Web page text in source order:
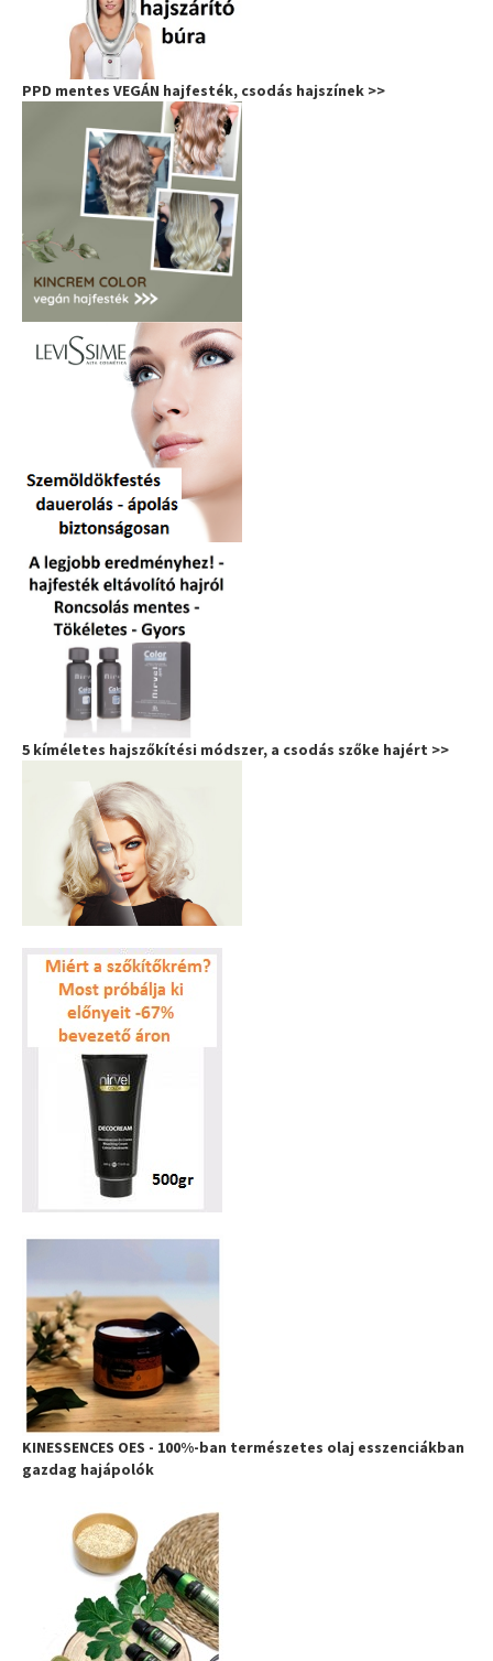
PPD mentes VEGÁN hajfesték, csodás hajszínek >>
5 kíméletes hajszőkítési módszer, a csodás szőke hajért >>
KINESSENCES OES - 100%-ban természetes olaj esszenciákban
gazdag hajápolók